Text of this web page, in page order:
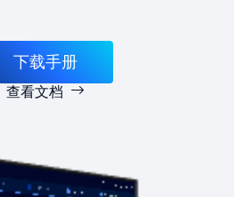
下载手册
查看文档